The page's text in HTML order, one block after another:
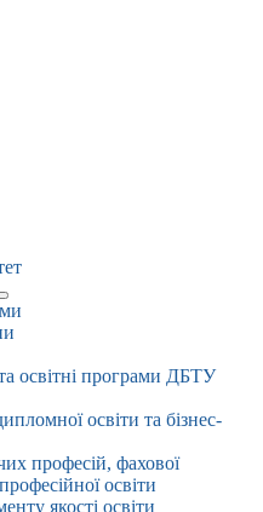
освітні програми ДБТУ
освіти та бізнес-
професій, фахової
освіти
якості освіти